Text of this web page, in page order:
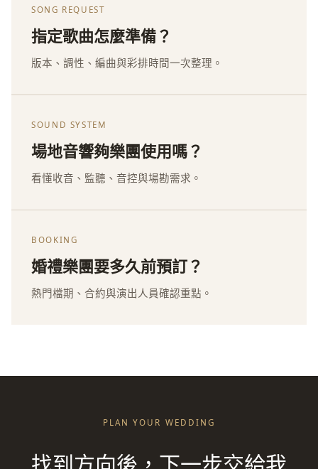
SONG REQUEST
指定歌曲怎麼準備？
版本、調性、編曲與彩排時間一次整理。
SOUND SYSTEM
場地音響夠樂團使用嗎？
看懂收音、監聽、音控與場勘需求。
BOOKING
婚禮樂團要多久前預訂？
熱門檔期、合約與演出人員確認重點。
PLAN YOUR WEDDING